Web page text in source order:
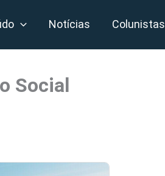
Notícias Colunistas
Social